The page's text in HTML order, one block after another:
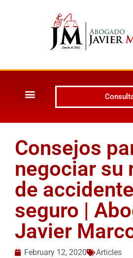
Consejos
negociar su
de
seguro |
Javier
February 12, 2020 Articles